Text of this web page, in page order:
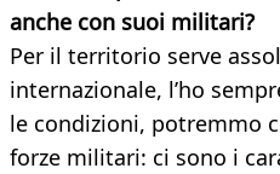
anche con suoi militari?
Per il territorio serve
internazionale, l’ho
le condizioni, potremmo
forze militari: ci sono i